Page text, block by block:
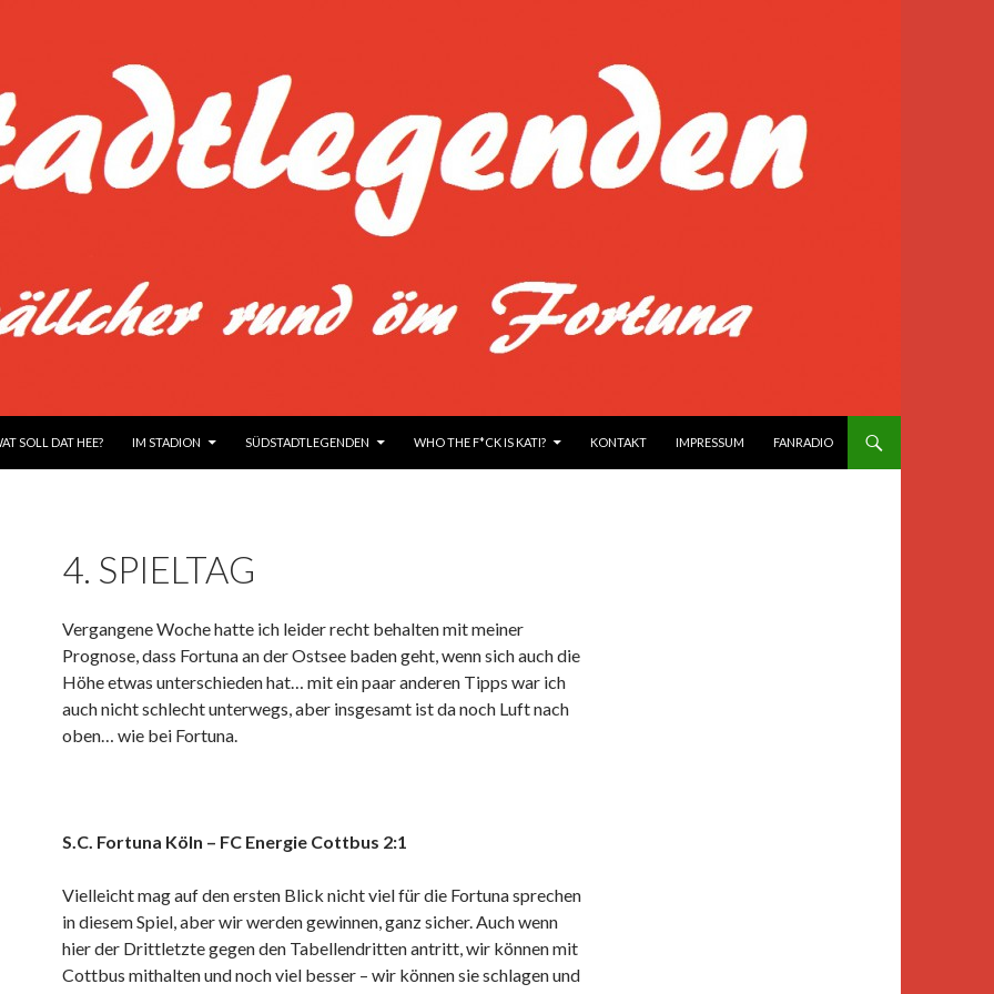
SOLL DAT HEE?
IM STADION SÜDSTADTLEGENDEN WHO THE F*CK IS KATI? KONTAKT IMPRESSUM FANRADIO
4. SPIELTAG
Vergangene Woche hatte ich leider recht behalten mit meiner
Prognose, dass Fortuna an der Ostsee baden geht, wenn sich auch die
Höhe etwas unterschieden hat… mit ein paar anderen Tipps war ich
auch nicht schlecht unterwegs, aber insgesamt ist da noch Luft nach
oben… wie bei Fortuna.
S.C. Fortuna Köln – FC Energie Cottbus 2:1
Vielleicht mag auf den ersten Blick nicht viel für die Fortuna sprechen
in diesem Spiel, aber wir werden gewinnen, ganz sicher. Auch wenn
hier der Drittletzte gegen den Tabellendritten antritt, wir können mit
Cottbus mithalten und noch viel besser – wir können sie schlagen und